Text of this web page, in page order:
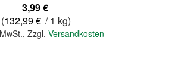
3,99 €
(132,99 € / 1 kg)
, Zzgl. Versandkosten